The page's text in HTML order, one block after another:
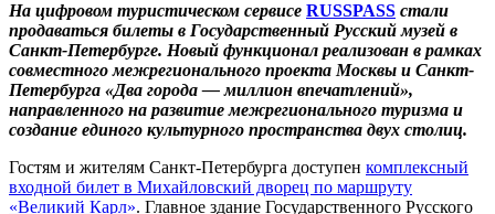
На цифровом туристическом сервисе RUSSPASS стали
продаваться билеты в Государственный Русский музей в
Санкт-Петербурге. Новый функционал реализован в рамках
совместного межрегионального проекта Москвы и Санкт-
Петербурга «Два города — миллион впечатлений»,
направленного на развитие межрегионального туризма и
создание единого культурного пространства двух столиц.
Гостям и жителям Санкт-Петербурга доступен комплексный
входной билет в Михайловский дворец по маршруту
«Великий Карл». Главное здание Государственного Русского